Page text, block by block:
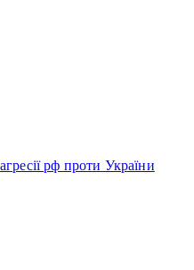
рф проти України